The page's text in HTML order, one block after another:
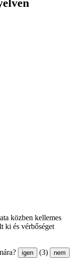
közben kellemes
ki és vérbőséget
igen (3) nem